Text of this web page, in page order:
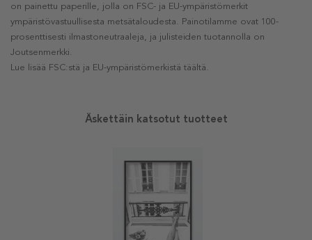
on painettu paperille, jolla on FSC- ja EU-ympäristömerkit
ympäristövastuullisesta metsätaloudesta. Painotilamme ovat 100-
prosenttisesti ilmastoneutraaleja, ja julisteiden tuotannolla on
Joutsenmerkki.
Lue lisää FSC:stä ja EU-ympäristömerkistä täältä.
Äskettäin katsotut tuotteet